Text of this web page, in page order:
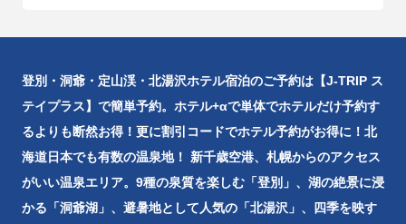
登別・洞爺・定山渓・北湯沢ホテル宿泊のご予約は【J-TRIP ス
テイプラス】で簡単予約。ホテル+αで単体でホテルだけ予約す
るよりも断然お得！更に割引コードでホテル予約がお得に！北
海道日本でも有数の温泉地！ 新千歳空港、札幌からのアクセス
がいい温泉エリア。9種の泉質を楽しむ「登別」、湖の絶景に浸
かる「洞爺湖」、避暑地として人気の「北湯沢」、四季を映す